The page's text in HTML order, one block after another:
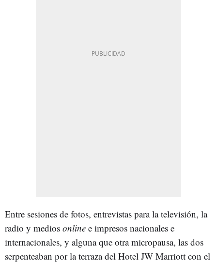
Entre sesiones de fotos, entrevistas para la televisión, la
radio y medios online e impresos nacionales e
internacionales, y alguna que otra micropausa, las dos
serpenteaban por la terraza del Hotel JW Marriott con el